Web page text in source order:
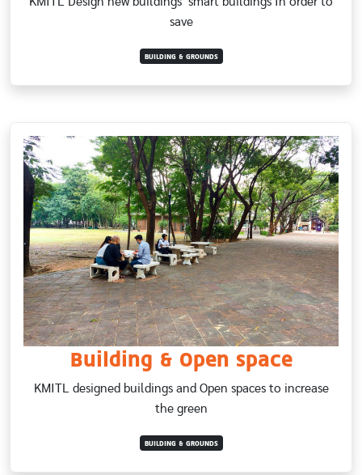
save
BUILDING & GROUNDS
Building & Open space
KMITL designed buildings and Open spaces to increase
the green
BUILDING & GROUNDS